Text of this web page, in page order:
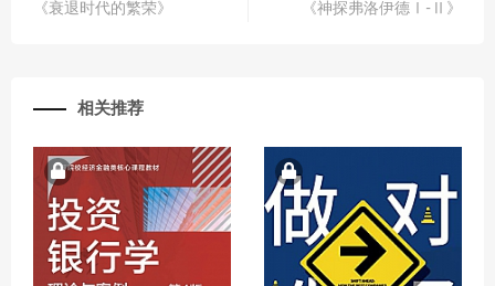
《衰退时代的繁荣》
《神探弗洛伊德Ⅰ-Ⅱ》
相关推荐